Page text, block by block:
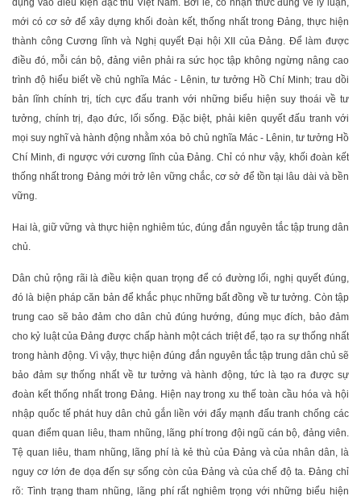
dụng vào điều kiện đặc thù Việt Nam. Bởi lẽ, có nhận thức đúng về lý luận,
mới có cơ sở để xây dựng khối đoàn kết, thống nhất trong Đảng, thực hiện
thành công Cương lĩnh và Nghị quyết Đại hội XII của Đảng. Để làm được
điều đó, mỗi cán bộ, đảng viên phải ra sức học tập không ngừng nâng cao
trình độ hiểu biết về chủ nghĩa Mác - Lênin, tư tưởng Hồ Chí Minh; trau dồi
bản lĩnh chính trị, tích cực đấu tranh với những biểu hiện suy thoái về tư
tưởng, chính trị, đạo đức, lối sống. Đặc biệt, phải kiên quyết đấu tranh với
mọi suy nghĩ và hành động nhằm xóa bỏ chủ nghĩa Mác - Lênin, tư tưởng Hồ
Chí Minh, đi ngược với cương lĩnh của Đảng. Chỉ có như vậy, khối đoàn kết
thống nhất trong Đảng mới trở lên vững chắc, cơ sở để tồn tại lâu dài và bền
vững.
Hai là, giữ vững và thực hiện nghiêm túc, đúng đắn nguyên tắc tập trung dân
chủ.
Dân chủ rộng rãi là điều kiện quan trọng để có đường lối, nghị quyết đúng,
đó là biện pháp căn bản để khắc phục những bất đồng về tư tưởng. Còn tập
trung cao sẽ bảo đảm cho dân chủ đúng hướng, đúng mục đích, bảo đảm
cho kỷ luật của Đảng được chấp hành một cách triệt để, tạo ra sự thống nhất
trong hành động. Vì vậy, thực hiện đúng đắn nguyên tắc tập trung dân chủ sẽ
bảo đảm sự thống nhất về tư tưởng và hành động, tức là tạo ra được sự
đoàn kết thống nhất trong Đảng. Hiện nay trong xu thế toàn cầu hóa và hội
nhập quốc tế phát huy dân chủ gắn liền với đẩy mạnh đấu tranh chống các
quan điểm quan liêu, tham nhũng, lãng phí trong đội ngũ cán bộ, đảng viên.
Tệ quan liêu, tham nhũng, lãng phí là kẻ thù của Đảng và của nhân dân, là
nguy cơ lớn đe dọa đến sự sống còn của Đảng và của chế độ ta. Đảng chỉ
rõ: Tình trạng tham nhũng, lãng phí rất nghiêm trọng với những biểu hiện